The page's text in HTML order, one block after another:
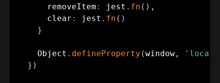
      removeItem
: jest . fn ( ) ,
      clear
: jest . fn ( )
}
    Object
. defineProperty (window ,
} )